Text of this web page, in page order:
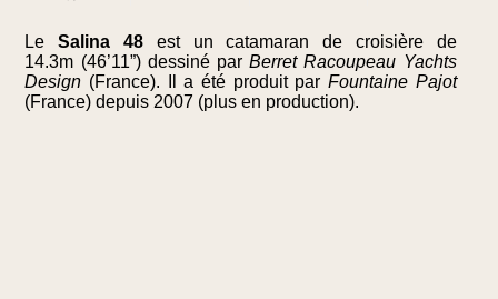
LeSalina 48est un catamaran de croisière de
14.3m (46’11”) dessiné parBerret Racoupeau Yachts
Design (France). Il a été produit par Fountaine Pajot
(France) depuis 2007 (plus en production).